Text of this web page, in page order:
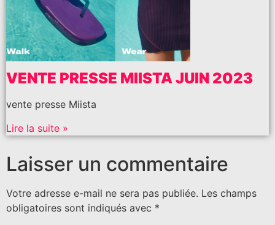
VENTE PRESSE MIISTA JUIN 2023
vente presse Miista
Lire la suite »
Laisser un commentaire
Votre adresse e-mail ne sera pas publiée. Les champs
obligatoires sont indiqués avec *